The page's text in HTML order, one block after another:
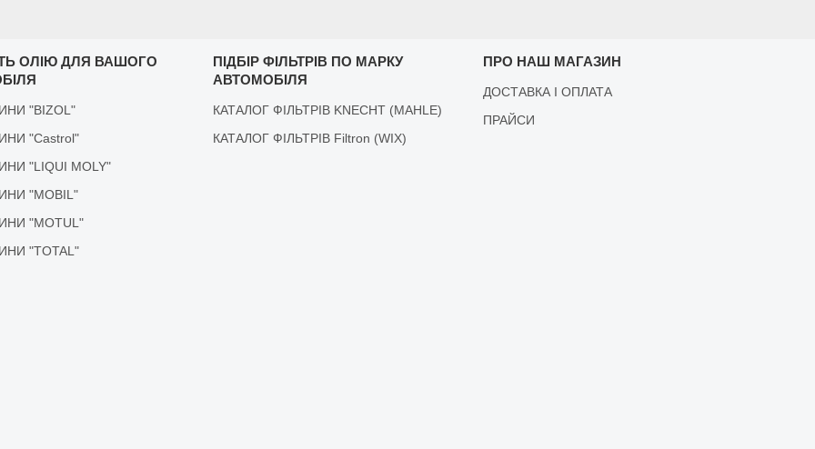
ОЛІЮ ДЛЯ ВАШОГО
"BIZOL"
"Castrol"
"LIQUI MOLY"
"MOBIL"
"MOTUL"
"TOTAL"
ПІДБІР ФІЛЬТРІВ ПО МАРКУ
АВТОМОБІЛЯ
КАТАЛОГ ФІЛЬТРІВ KNECHT (MAHLE)
КАТАЛОГ ФІЛЬТРІВ Filtron (WIX)
ПРО НАШ МАГАЗИН
ДОСТАВКА І ОПЛАТА
ПРАЙСИ